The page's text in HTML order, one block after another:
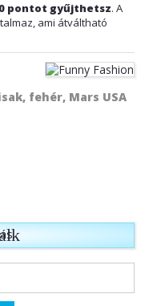
pontot gyűjthetsz. A
ami átváltható
fehér, Mars USA